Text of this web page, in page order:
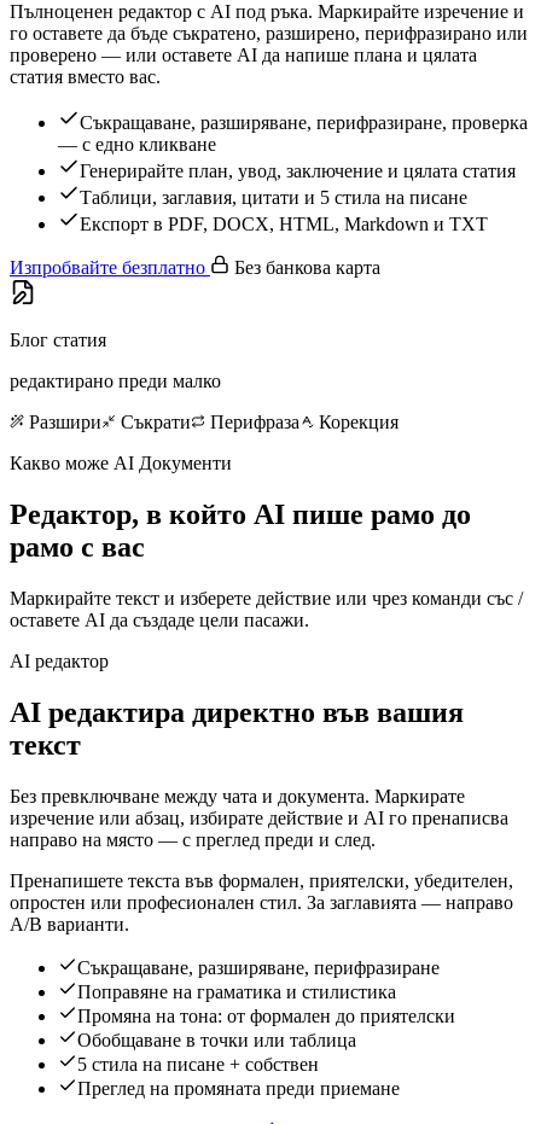
Пълноценен редактор с AI под ръка. Маркирайте изречение и
го оставете да бъде съкратено, разширено, перифразирано или
проверено — или оставете AI да напише плана и цялата
статия вместо вас.
Съкращаване, разширяване, перифразиране, проверка
— с едно кликване
Генерирайте план, увод, заключение и цялата статия
Таблици, заглавия, цитати и 5 стила на писане
Експорт в PDF, DOCX, HTML, Markdown и TXT
Изпробвайте безплатно Без банкова карта
Блог статия
редактирано преди малко
Разшири
Съкрати Перифраза
Корекция
Какво може AI Документи
Редактор, в който AI пише рамо до
рамо с вас
Маркирайте текст и изберете действие или чрез команди със /
оставете AI да създаде цели пасажи.
AI редактор
AI редактира директно във вашия
текст
Без превключване между чата и документа. Маркирате
изречение или абзац, избирате действие и AI го пренаписва
направо на място — с преглед преди и след.
Пренапишете текста във формален, приятелски, убедителен,
опростен или професионален стил. За заглавията — направо
A/B варианти.
Съкращаване, разширяване, перифразиране
Поправяне на граматика и стилистика
Промяна на тона: от формален до приятелски
Обобщаване в точки или таблица
5 стила на писане + собствен
Преглед на промяната преди приемане